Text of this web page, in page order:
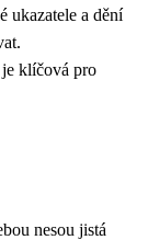
ukazatele a dění
je klíčová pro
nesou jistá